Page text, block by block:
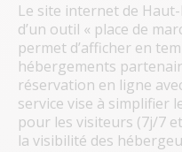
Le site internet de
d’un outil « place de
permet d’afficher en
hébergements
réservation en ligne
service vise à simplifier
pour les visiteurs (7j/7
la visibilité des